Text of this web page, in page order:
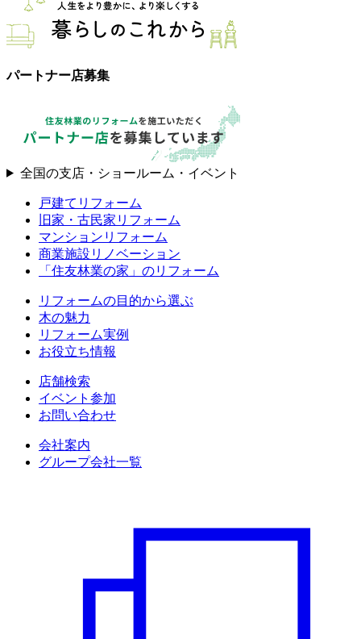
パートナー店募集
全国の支店・ショールーム・イベント
戸建てリフォーム
旧家・古民家リフォーム
マンションリフォーム
商業施設リノベーション
「住友林業の家」のリフォーム
リフォームの目的から選ぶ
木の魅力
リフォーム実例
お役立ち情報
店舗検索
イベント参加
お問い合わせ
会社案内
グループ会社一覧